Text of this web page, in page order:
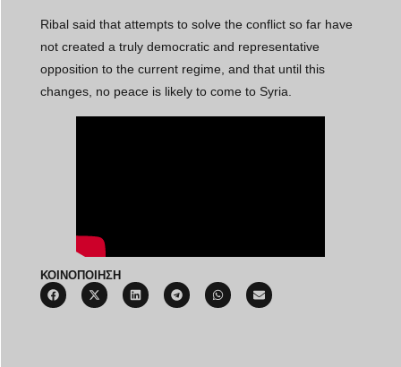
Ribal said that attempts to solve the conflict so far have
not created a truly democratic and representative
opposition to the current regime, and that until this
changes, no peace is likely to come to Syria.
ΚΟΙΝΟΠΟΙΗΣΗ